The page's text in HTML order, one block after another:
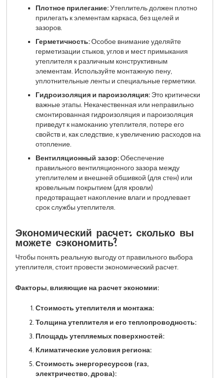
Плотное прилегание:Утеплитель должен плотно
прилегать к элементам каркаса, без щелей и
зазоров.
Герметичность:Особое внимание уделяйте
герметизации стыков, углов и мест примыкания
утеплителя к различным конструктивным
элементам. Используйте монтажную пену,
уплотнительные ленты и специальные герметики.
Гидроизоляция и пароизоляция:Это критически
важные этапы. Некачественная или неправильно
смонтированная гидроизоляция и пароизоляция
приведут к намоканию утеплителя, потере его
свойств и, как следствие, к увеличению расходов на
отопление.
Вентиляционный зазор:Обеспечение
правильного вентиляционного зазора между
утеплителем и внешней обшивкой (для стен) или
кровельным покрытием (для кровли)
предотвращает накопление влаги и продлевает
срок службы утеплителя.
Экономический расчет: сколько вы
можете сэкономить?
Чтобы понять реальную выгоду от правильного выбора
утеплителя, стоит провести экономический расчет.
Факторы, влияющие на расчет экономии:
Стоимость утеплителя и монтажа:
Толщина утеплителя и его теплопроводность:
Площадь утепляемых поверхностей:
Климатические условия региона:
Стоимость энергоресурсов (газ,
электричество, дрова):